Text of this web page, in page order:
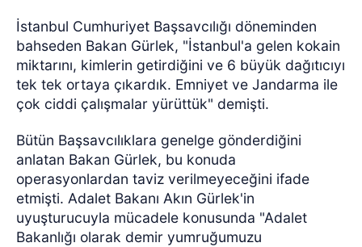
İstanbul Cumhuriyet Başsavcılığı döneminden
bahseden Bakan Gürlek, "İstanbul'a gelen kokain
miktarını, kimlerin getirdiğini ve 6 büyük dağıtıcıyı
tek tek ortaya çıkardık. Emniyet ve Jandarma ile
çok ciddi çalışmalar yürüttük" demişti.
Bütün Başsavcılıklara genelge gönderdiğini
anlatan Bakan Gürlek, bu konuda
operasyonlardan taviz verilmeyeceğini ifade
etmişti. Adalet Bakanı Akın Gürlek'in
uyuşturucuyla mücadele konusunda "Adalet
Bakanlığı olarak demir yumruğumuzu